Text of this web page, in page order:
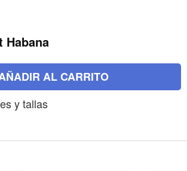
Habana
AL CARRITO
y tallas